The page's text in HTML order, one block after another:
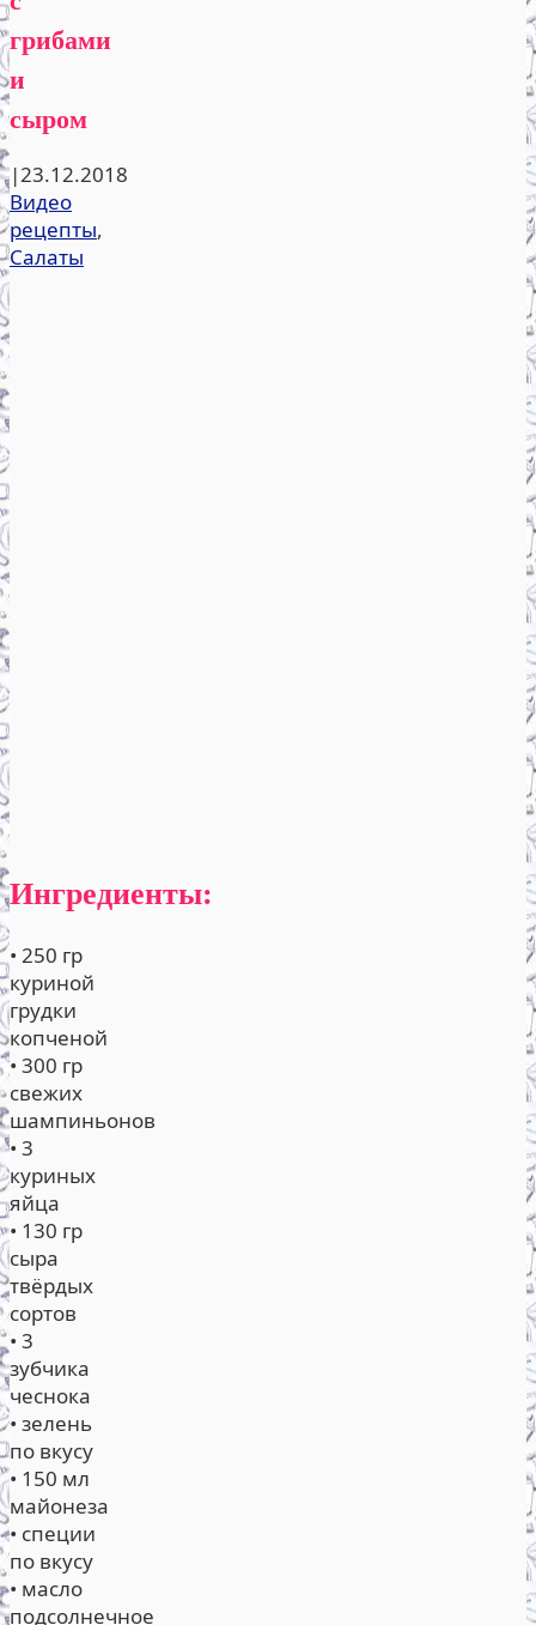
грибами
и
сыром
|23.12.2018
Видео
рецепты,
Салаты
Ингредиенты:
• 250 гр
куриной
грудки
копченой
• 300 гр
свежих
шампиньонов
• 3
куриных
яйца
• 130 гр
сыра
твёрдых
сортов
• 3
зубчика
чеснока
• зелень
по вкусу
• 150 мл
майонеза
• специи
по вкусу
• масло
подсолнечное